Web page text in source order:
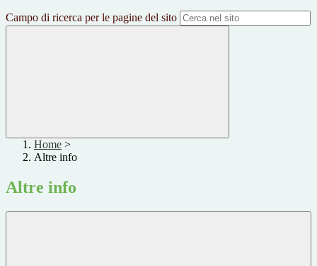
Campo di ricerca per le pagine del sito
Home >
Altre info
Altre info